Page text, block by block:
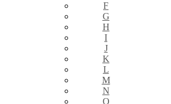
F
G
H
I
J
K
L
M
N
O